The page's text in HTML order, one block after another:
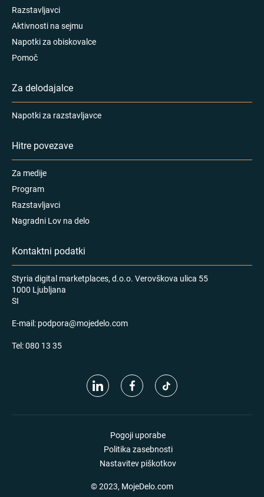
Razstavljavci
Aktivnosti na sejmu
Napotki za obiskovalce
Pomoč
Za delodajalce
Napotki za razstavljavce
Hitre povezave
Za medije
Program
Razstavljavci
Nagradni Lov na delo
Kontaktni podatki
Styria digital marketplaces, d.o.o. Verovškova ulica 55
1000 Ljubljana
SI
E-mail: podpora@mojedelo.com
Tel:080 13 35
Pogoji uporabe
Politika zasebnosti
Nastavitev piškotkov
© 2023, MojeDelo.com